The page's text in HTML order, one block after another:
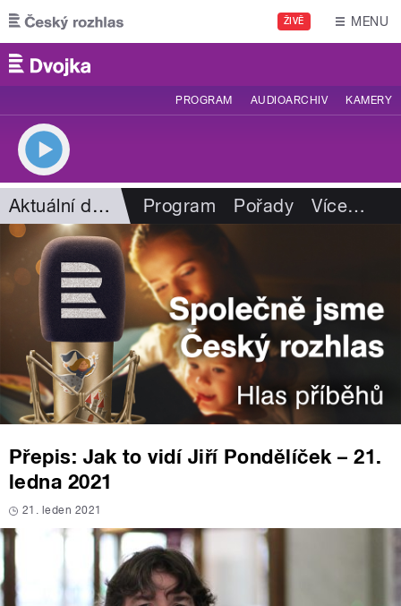
Přejít k hlavnímu obsahu
ŽIVĚ MENU
PROGRAM AUDIOARCHIV KAMERY
Aktuální dění Program Pořady Více…
Přepis: Jak to vidí Jiří Pondělíček – 21.
ledna 2021
21. leden 2021